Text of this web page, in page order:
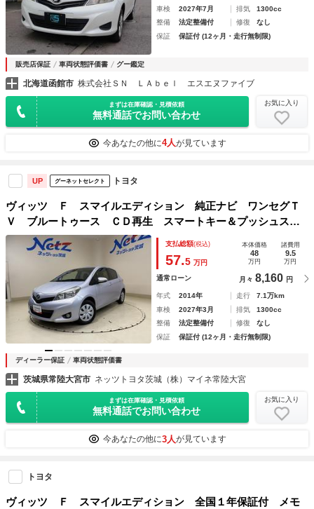
車検
2027年7月 排気
1300cc
整備
法定整備付 修復
なし
保証
保証付 (12ヶ月・走行無制限)
販売店保証 車両状態評価書 グー鑑定
北海道函館市 株式会社ＳＮ ＬＡｂｅｌ エスエヌファイブ
まずは在庫確認・見積依頼
無料通話でお問い合わせ
お気に入り
今あなたの他に4人が見ています
UP グーネットセレクト トヨタ
ヴィッツ Ｆ スマイルエディション 純正ナビ ワンセグＴ
Ｖ ブルートゥース ＣＤ再生 スマートキー＆プッシュスタ
ート オートエアコン パワーステアリング パワーウインド
ウ デュアルエアバッグ ロングラン保証
支払総額(税込)
57.5 万円
本体価格
48
万円
諸費用
9.5
万円
通常ローン 月々 8,160 円
年式 2014年 走行
7.1万km
車検
2027年3月 排気
1300cc
整備
法定整備付 修復
なし
保証
保証付 (12ヶ月・走行無制限)
ディーラー保証 車両状態評価書
茨城県常陸大宮市 ネッツトヨタ茨城（株）マイネ常陸大宮
まずは在庫確認・見積依頼
無料通話でお問い合わせ
お気に入り
今あなたの他に3人が見ています
トヨタ
ヴィッツ Ｆ スマイルエディション 全国１年保証付 メモ